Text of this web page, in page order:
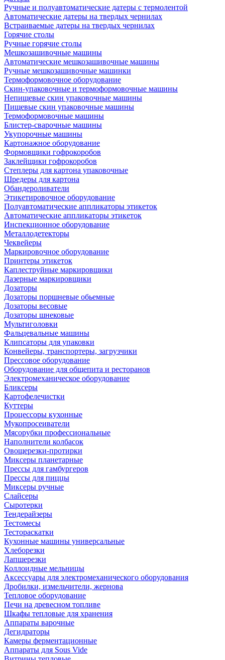
Ручные и полуавтоматические датеры с термолентой
Автоматические датеры на твердых чернилах
Встраиваемые датеры на твердых чернилах
Горячие столы
Ручные горячие столы
Мешкозашивочные машины
Автоматические мешкозашивочные машины
Ручные мешкозашивочные машинки
Термоформовочное оборудование
Скин-упаковочные и термоформовочные машины
Непищевые скин упаковочные машины
Пищевые скин упаковочные машины
Термоформовочные машины
Блистер-сварочные машины
Укупорочные машины
Картонажное оборудование
Формовщики гофрокоробов
Заклейщики гофрокоробов
Степлеры для картона упаковочные
Шредеры для картона
Обандероливатели
Этикетировочное оборудование
Полуавтоматические аппликаторы этикеток
Автоматические аппликаторы этикеток
Инспекционное оборудование
Металлодетекторы
Чеквейеры
Маркировочное оборудование
Принтеры этикеток
Каплеструйные маркировщики
Лазерные маркировщики
Дозаторы
Дозаторы поршневые обьемные
Дозаторы весовые
Дозаторы шнековые
Мультиголовки
Фальцевальные машины
Клипсаторы для упаковки
Конвейеры, транспортеры, загрузчики
Прессовое оборудование
Оборудование для общепита и ресторанов
Электромеханическое оборудование
Бликсеры
Картофелечистки
Куттеры
Процессоры кухонные
Мукопросеиватели
Мясорубки профессиональные
Наполнители колбасок
Овощерезки-протирки
Миксеры планетарные
Прессы для гамбургеров
Прессы для пиццы
Миксеры ручные
Слайсеры
Сыротерки
Тендерайзеры
Тестомесы
Тестораскатки
Кухонные машины универсальные
Хлеборезки
Лапшерезки
Коллоидные мельницы
Аксессуары для электромеханического оборудования
Дробилки, измельчители, жернова
Тепловое оборудование
Печи на древесном топливе
Шкафы тепловые для хранения
Аппараты варочные
Дегидраторы
Камеры ферментационные
Аппараты для Sous Vide